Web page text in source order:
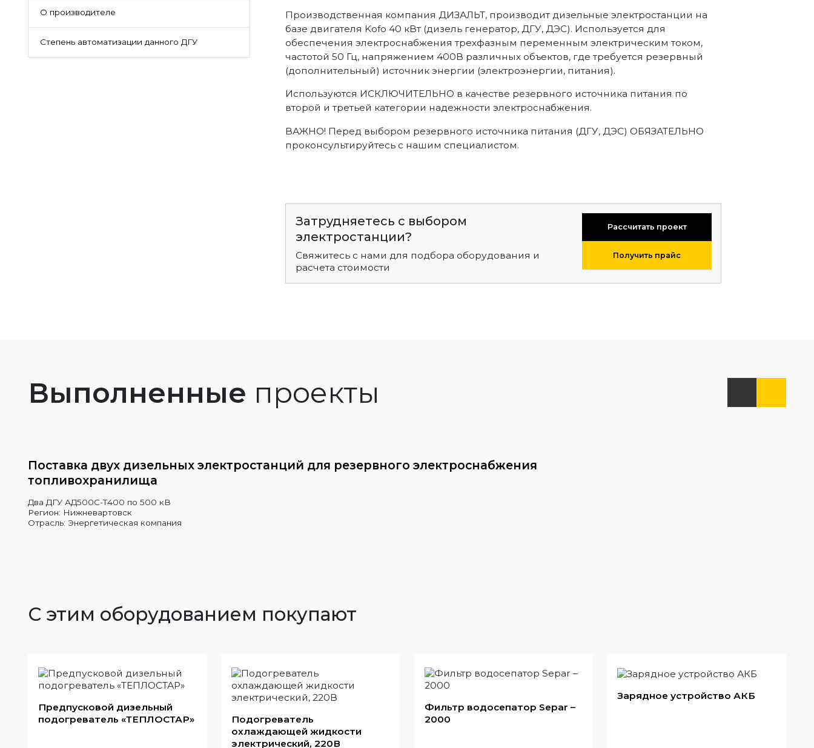
О производителе
Степень автоматизации данного ДГУ
Производственная компания ДИЗАЛЬТ, производит дизельные электростанции на
базе двигателя Kofo 40 кВт (дизель генератор, ДГУ, ДЭС). Используется для
обеспечения электроснабжения трехфазным переменным электрическим током,
частотой 50 Гц, напряжением 400В различных объектов, где требуется резервный
(дополнительный) источник энергии (электроэнергии, питания).
Используются ИСКЛЮЧИТЕЛЬНО в качестве резервного источника питания по
второй и третьей категории надежности электроснабжения.
ВАЖНО! Перед выбором резервного источника питания (ДГУ, ДЭС) ОБЯЗАТЕЛЬНО
проконсультируйтесь с нашим специалистом.
Затрудняетесь с выбором
электростанции?
Свяжитесь с нами для подбора оборудования и
расчета стоимости
Рассчитать проект
Получить прайс
Выполненные проекты
Поставка двух дизельных электростанций для резервного электроснабжения
топливохранилища
Два ДГУ АД500С-Т400 по 500 кВ
Регион: Нижневартовск
Отрасль: Энергетическая компания
С этим оборудованием покупают
Предпусковой дизельный
подогреватель «ТЕПЛОСТАР»
Подогреватель
охлаждающей жидкости
электрический, 220В
Фильтр водосепатор Separ –
2000
Зарядное устройство АКБ